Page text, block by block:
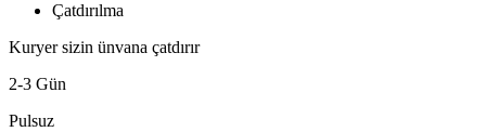
Çatdırılma
Kuryer sizin ünvana çatdırır
2-3 Gün
Pulsuz